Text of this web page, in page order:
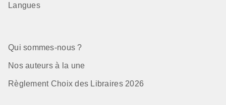
Langues
Qui sommes-nous ?
Nos auteurs à la une
Règlement Choix des Libraires 2026